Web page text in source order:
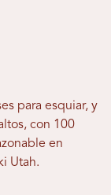
para esquiar, y
con 100
en
Utah.